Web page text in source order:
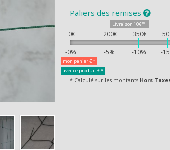
UN
Paliers des remises
mon panier€ *
Livraison 10€ HT
-0%
0€
-5%
200€
-10%
350€
-
avec ce produit€ *
* Calculé sur les montants Hors